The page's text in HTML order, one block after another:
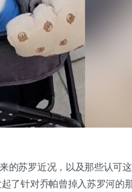
的苏罗近况，以及那些认可
了针对乔帕曾掉入苏罗河的